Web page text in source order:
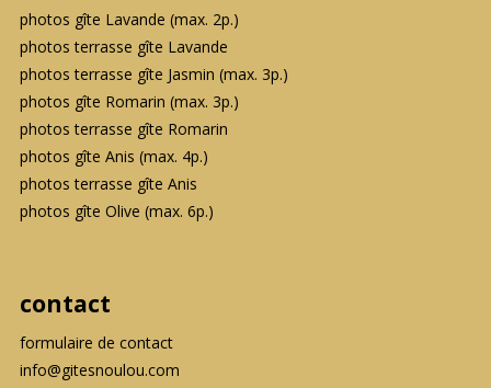
photos gîte Lavande (max. 2p.)
photos terrasse gîte Lavande
photos terrasse gîte Jasmin (max. 3p.)
photos gîte Romarin (max. 3p.)
photos terrasse gîte Romarin
photos gîte Anis (max. 4p.)
photos terrasse gîte Anis
photos gîte Olive (max. 6p.)
contact
formulaire de contact
info@gitesnoulou.com